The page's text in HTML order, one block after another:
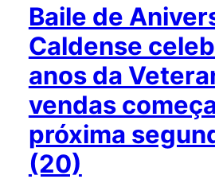
Baile de
Caldense
anos da
vendas
próxima
(20)